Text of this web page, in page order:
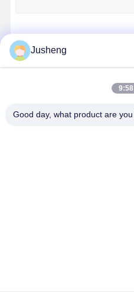
エンジンの連接棒
Jusheng
9:58
Good day, what product are